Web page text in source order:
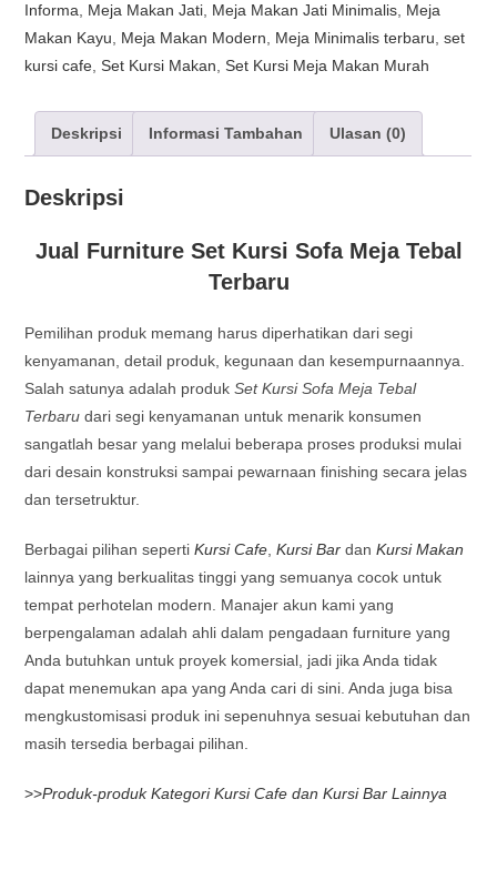
Informa
Meja Makan Jati Meja Makan Jati Minimalis Meja
Makan Kayu
Meja Makan Modern Meja Minimalis terbaru ,set
kursi cafe ,Set Kursi Makan ,Set Kursi Meja Makan Murah
Deskripsi Informasi Tambahan Ulasan (0)
Deskripsi
Jual Furniture Set Kursi Sofa Meja Tebal
Terbaru
Pemilihan produk memang harus diperhatikan dari segi
kenyamanan, detail produk, kegunaan dan kesempurnaannya.
Salah satunya adalah produkSet Kursi Sofa Meja Tebal
Terbarudari segi kenyamanan untuk menarik konsumen
sangatlah besar yang melalui beberapa proses produksi mulai
dari desain konstruksi sampai pewarnaan finishing secara jelas
dan tersetruktur.
Berbagai pilihan sepertiKursi Cafe ,Kursi Bar danKursi Makan
lainnya yang berkualitas tinggi yang semuanya cocok untuk
tempat perhotelan modern. Manajer akun kami yang
berpengalaman adalah ahli dalam pengadaan furniture yang
Anda butuhkan untuk proyek komersial, jadi jika Anda tidak
dapat menemukan apa yang Anda cari di sini. Anda juga bisa
mengkustomisasi produk ini sepenuhnya sesuai kebutuhan dan
masih tersedia berbagai pilihan.
>>Produk-produk Kategori Kursi Cafe dan Kursi Bar Lainnya